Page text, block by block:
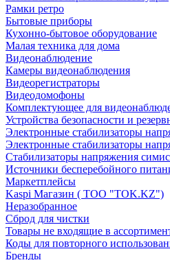
Рамки ретро
Бытовые приборы
Кухонно-бытовое оборудование
Малая техника для дома
Видеонаблюдение
Камеры видеонаблюдения
Видеорегистраторы
Видеодомофоны
Комплектующее для
Устройства безопасности и
Электронные стабилизаторы
Электронные стабилизаторы
Стабилизаторы напряжения
Источники бесперебойного
Маркетплейсы
Kaspi Магазин ( ТОО "TOK.KZ")
Неразобранное
Сброд для чистки
Товары не входящие в
Коды для повторного
Бренды